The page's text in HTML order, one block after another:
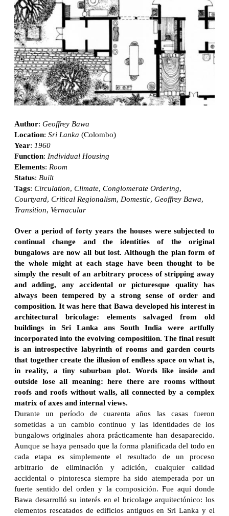
Author: Geoffrey Bawa
Location: Sri Lanka (Colombo)
Year: 1960
Function: Individual Housing
Elements: Room
Status: Built
Tags: Circulation, Climate, Conglomerate Ordering,
Courtyard, Critical Regionalism, Domestic, Geoffrey Bawa,
Transition, Vernacular
Over a period of forty years the houses were subjected to
continual change and the identities of the original
bungalows are now all but lost. Although the plan form of
the whole might at each stage have been thought to be
simply the result of an arbitrary process of stripping away
and adding, any accidental or picturesque quality has
always been tempered by a strong sense of order and
composition. It was here that Bawa developed his interest in
architectural bricolage: elements salvaged from old
buildings in Sri Lanka ans South India were artfully
incorporated into the evolving compositiion. The final result
is an introspective labyrinth of rooms and garden courts
that together create the illusion of endless space on what is,
in reality, a tiny suburban plot. Words like inside and
outside lose all meaning: here there are rooms without
roofs and roofs without walls, all connected by a complex
matrix of axes and internal views.
Durante un período de cuarenta años las casas fueron
sometidas a un cambio continuo y las identidades de los
bungalows originales ahora prácticamente han desaparecido.
Aunque se haya pensado que la forma planificada del todo en
cada etapa es simplemente el resultado de un proceso
arbitrario de eliminación y adición, cualquier calidad
accidental o pintoresca siempre ha sido atemperada por un
fuerte sentido del orden y la composición. Fue aquí donde
Bawa desarrolló su interés en el bricolage arquitectónico: los
elementos rescatados de edificios antiguos en Sri Lanka y el